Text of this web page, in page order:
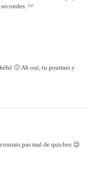
^^
🙂 Ah oui, tu pourrais y
pas mal de quiches 😉